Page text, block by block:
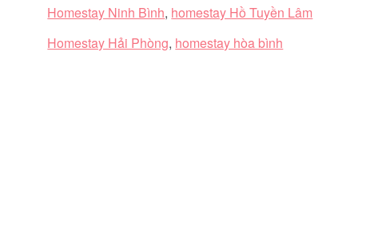
Homestay Ninh Bình, homestay Hồ Tuyền Lâm
Homestay Hải Phòng, homestay hòa bình